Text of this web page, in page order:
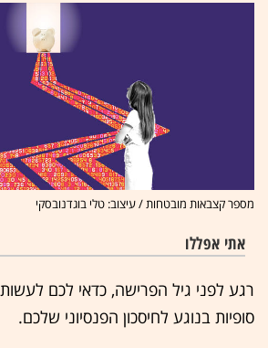
מספר קצבאות מובטחות / עיצוב: טלי בוגדנובסקי
אתי אפללו
רגע לפני גיל הפרישה, כדאי לכם
סופיות בנוגע לחיסכון הפנסיוני שלכם.